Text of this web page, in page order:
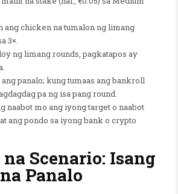
ang chicken na tumalon ng limang
3×.
ng limang rounds, pagkatapos ay
panalo; kung tumaas ang bankroll
pa ng isa pang round.
naabot mo ang iyong target o naabot
ang pondo sa iyong bank o crypto
Scenario: Isang
Panalo